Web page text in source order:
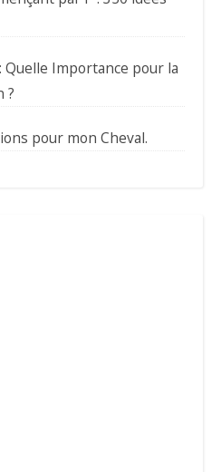
Importance pour la
?
pour mon Cheval.